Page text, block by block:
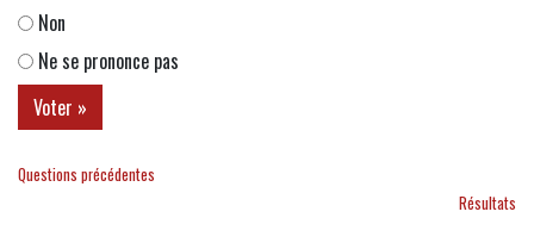
Non
Ne se prononce pas
Questions précédentes
Résultats